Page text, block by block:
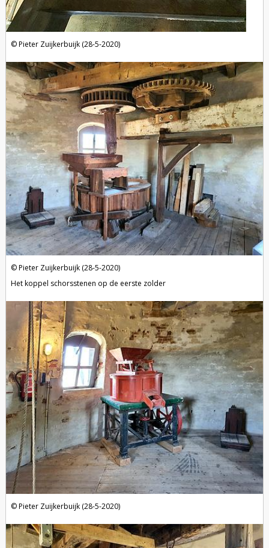
Pieter Zuijkerbuijk (28-5-2020)
Pieter Zuijkerbuijk (28-5-2020)
Het koppel schorsstenen op de eerste zolder
Pieter Zuijkerbuijk (28-5-2020)